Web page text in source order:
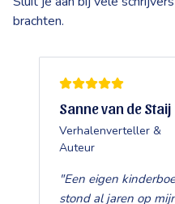
brachten.
Sanne van de Staij
Verhalenverteller &
Auteur
"Een eigen
stond al jaren op